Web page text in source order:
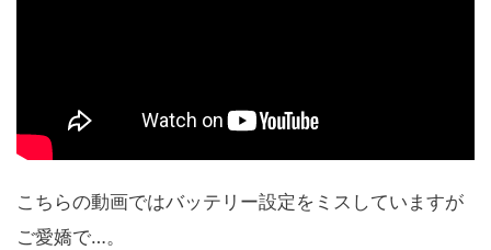
こちらの動画ではバッテリー設定をミスしていますが
ご愛嬌で…。